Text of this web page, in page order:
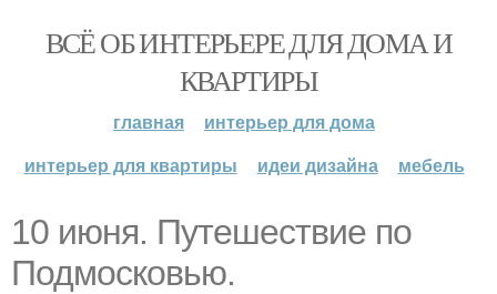
ВСЁ ОБ ИНТЕРЬЕРЕ ДЛЯ ДОМА И
КВАРТИРЫ
главная
интерьер для дома
интерьер для квартиры
идеи дизайна мебель
10 июня. Путешествие по
Подмосковью.